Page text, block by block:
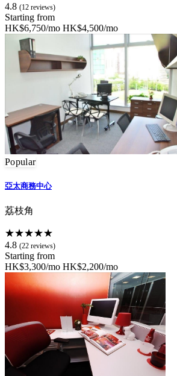
4.8 (12 reviews)
Starting from
HK$6,750/mo HK$4,500/mo
Popular
亞太商務中心
荔枝角
★★★★★
4.8 (22 reviews)
Starting from
HK$3,300/mo HK$2,200/mo